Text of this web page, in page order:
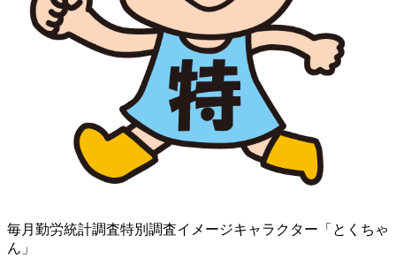
毎月勤労統計調査特別調査イメージキャラクター「とくちゃ
ん」